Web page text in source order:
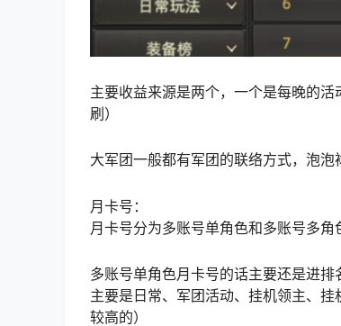
主要收益来源是两个，一个是每晚的
刷）
大军团一般都有军团的联络方式，泡
月卡号：
月卡号分为多账号单角色和多账号多角
多账号单角色月卡号的话主要还是进
主要是日常、军团活动、挂机领主、
较高的）